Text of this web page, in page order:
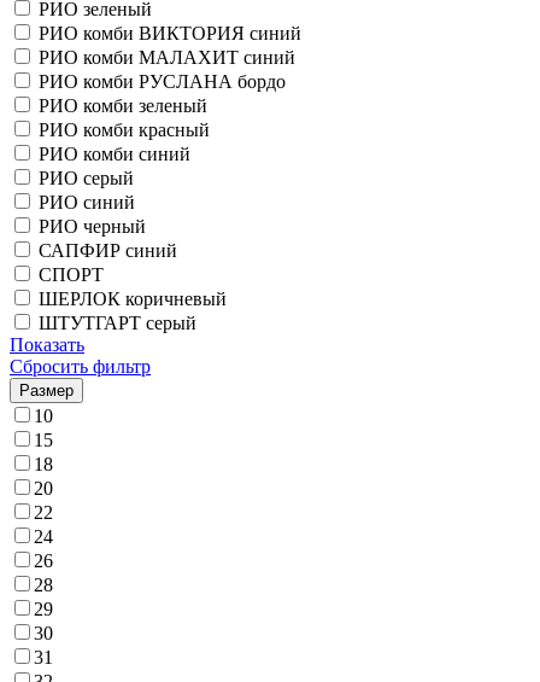
РИО зеленый
РИО комби ВИКТОРИЯ синий
РИО комби МАЛАХИТ синий
РИО комби РУСЛАНА бордо
РИО комби зеленый
РИО комби красный
РИО комби синий
РИО серый
РИО синий
РИО черный
САПФИР синий
СПОРТ
ШЕРЛОК коричневый
ШТУТГАРТ серый
Показать
Сбросить фильтр
Размер
10
15
18
20
22
24
26
28
29
30
31